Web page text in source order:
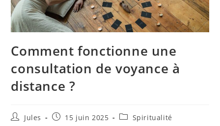
Comment fonctionne une
consultation de voyance à
distance ?
Auteur/autrice
Jules
Publication
15 juin 2025
PostSpiritualité